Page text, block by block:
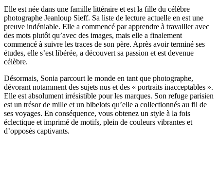
Elle est née dans une famille littéraire et est la fille du célèbre
photographe Jeanloup Sieff. Sa liste de lecture actuelle en est une
preuve indéniable. Elle a commencé par apprendre à travailler avec
des mots plutôt qu’avec des images, mais elle a finalement
commencé à suivre les traces de son père. Après avoir terminé ses
études, elle s’est libérée, a découvert sa passion et est devenue
célèbre.
Désormais, Sonia parcourt le monde en tant que photographe,
dévorant notamment des sujets nus et des « portraits inacceptables ».
Elle est absolument irrésistible pour les marques. Son refuge parisien
est un trésor de mille et un bibelots qu’elle a collectionnés au fil de
ses voyages. En conséquence, vous obtenez un style à la fois
éclectique et imprimé de motifs, plein de couleurs vibrantes et
d’opposés captivants.